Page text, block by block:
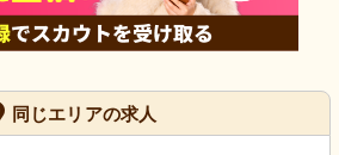
同じエリアの求人